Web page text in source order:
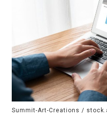
Summit-Art-Creations /